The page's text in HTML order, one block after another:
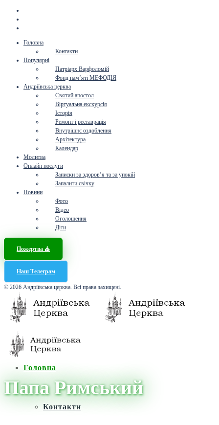
Головна
Контакти
Популярні
Патріарх Варфоломій
Фонд пам’яті МЕФОДІЯ
Андріївська церква
Святий апостол
Віртуальна екскурсія
Історія
Ремонт і реставрація
Внутрішнє оздоблення
Архітектура
Календар
Молитва
Онлайн послуги
Записки за здоров’я та за упокій
Запалити свічку
Новини
Фото
Відео
Оголошення
Діти
Пожертва ⛪️
Наш Телеграм
© 2026 Андріївська церква. Всі права захищені.
Головна
Контакти
Папа Римський